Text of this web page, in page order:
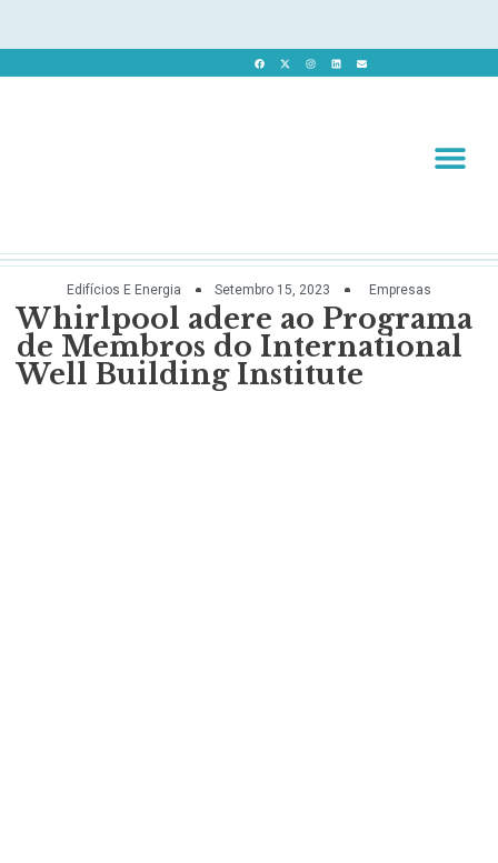
Edifícios E Energia Setembro 15, 2023 Empresas
Whirlpool adere ao Programa
de Membros do International
Well Building Institute